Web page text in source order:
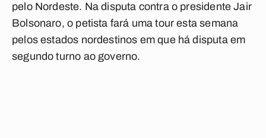
pelo Nordeste. Na disputa contra o presidente Jair
Bolsonaro, o petista fará uma tour esta semana
pelos estados nordestinos em que há disputa em
segundo turno ao governo.